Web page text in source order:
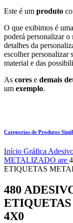
Este é um produto
O que exibimos é uma
poderá personalizar
detalhes da
escolher personalizar
material e das
As cores e demais
um exemplo.
Categorias de Produtos
Início Gráfica
METALIZADO are
ETIQUETAS
480
4X0